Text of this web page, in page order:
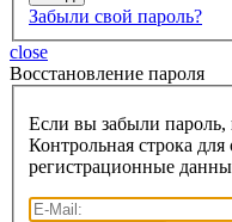
Забыли свой пароль?
close
Восcтановление пароля
Если вы забыли
Контрольная строка
регистрационные